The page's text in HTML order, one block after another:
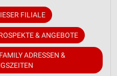
FILIALE
& ANGEBOTE
ADRESSEN &